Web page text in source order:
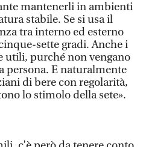
mantenerli in ambienti
stabile. Se si usa il
tra interno ed esterno
sette gradi. Anche i
utili, purché non vengano
E naturalmente
di bere con regolarità,
lo stimolo della sete».